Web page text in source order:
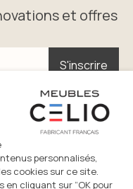
et offres
S'inscrire
S'inscrire
la politique de